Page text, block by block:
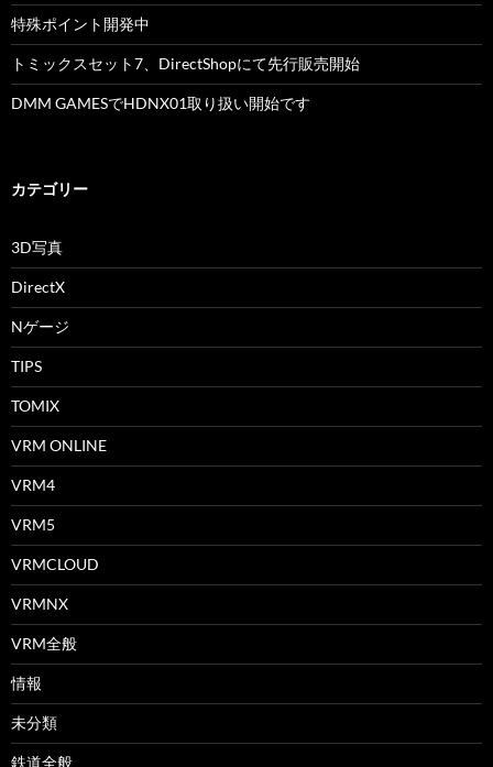
特殊ポイント開発中
トミックスセット7、DirectShopにて先行販売開始
DMM GAMESでHDNX01取り扱い開始です
カテゴリー
3D写真
DirectX
Nゲージ
TIPS
TOMIX
VRM ONLINE
VRM4
VRM5
VRMCLOUD
VRMNX
VRM全般
情報
未分類
鉄道全般